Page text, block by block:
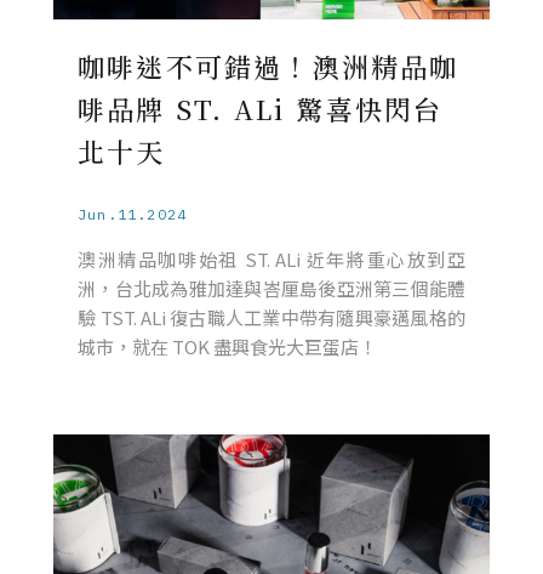
咖啡迷不可錯過！澳洲精品咖
啡品牌 ST. ALi 驚喜快閃台
北十天
Jun.11.2024
澳洲精品咖啡始祖 ST. ALi 近年將重心放到亞
洲，台北成為雅加達與峇厘島後亞洲第三個能體
驗 TST. ALi 復古職人工業中帶有隨興豪邁風格的
城市，就在 TOK 盡興食光大巨蛋店！